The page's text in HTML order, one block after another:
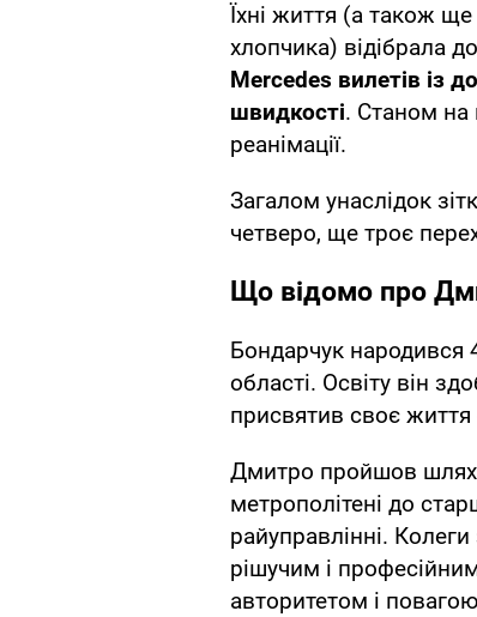
Їхні життя (а також ще
хлопчика) відібрала
Mercedes вилетів із
швидкості. Станом на
реанімації.
Загалом унаслідок
четверо, ще троє
Що відомо про
Бондарчук народився
області. Освіту він
присвятив своє життя
Дмитро пройшов шлях
метрополітені до
райуправлінні.
рішучим і
авторитетом і